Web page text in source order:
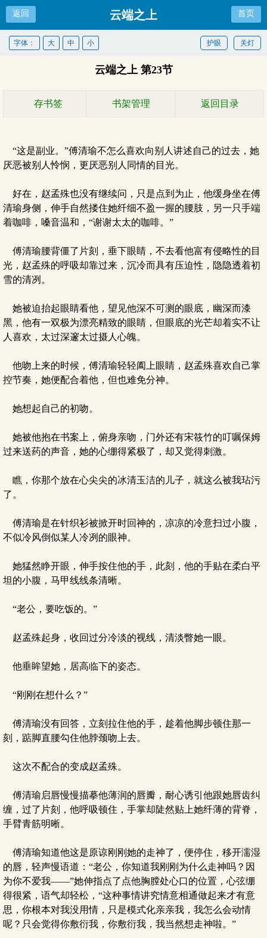
返回 云端之上 首页
关灯
护眼
字体： 大 中 小
云端之上 第23节
存书签 书架管理 返回目录
“这是副业。”傅清瑜不怎么喜欢向别人讲述自己的过去，她
厌恶被别人怜悯，更厌恶别人同情的目光。
好在，赵孟殊也没有继续问，只是点到为止，他缓身坐在傅
清瑜身侧，伸手自然搂住她纤细不盈一握的腰肢，另一只手端
着咖啡，嗓音温和，“谢谢太太的咖啡。”
傅清瑜腰背僵了片刻，垂下眼睛，不去看他富有侵略性的目
光，赵孟殊的呼吸却靠过来，沉冷而具有压迫性，隐隐透着初
雪的清冽。
她被迫抬起眼睛看他，望见他深不可测的眼底，幽深而漆
黑，他有一双极为漂亮精致的眼睛，但眼底的光芒却着实不让
人喜欢，太过深邃太过摄人心魄。
他吻上来的时候，傅清瑜轻轻阖上眼睛，赵孟殊喜欢自己掌
控节奏，她便配合着他，但也难免分神。
她想起自己的初吻。
她被他抱在书案上，俯身亲吻，门外还有宋筱竹的叮嘱保姆
过来送药的声音，她的心绷得紧极了，却又觉得刺激。
瞧，你那个放在心尖尖的冰清玉洁的儿子，就这么被我玷污
了。
傅清瑜是在针织衫被掀开时回神的，凉凉的冷意扫过小腹，
不似冷风倒似某人冷冽的眼神。
她猛然睁开眼，伸手按住他的手，此刻，他的手贴在柔白平
坦的小腹，马甲线线条清晰。
“老公，要吃饭的。”
赵孟殊起身，收回过分冷淡的视线，清淡瞥她一眼。
他垂眸望她，居高临下的姿态。
“刚刚在想什么？”
傅清瑜没有回答，立刻拉住他的手，趁着他脚步顿住那一
刻，踮脚直腰勾住他脖颈吻上去。
这次不配合的变成赵孟殊。
傅清瑜启唇慢慢描摹他薄润的唇瓣，耐心诱引他跟她唇齿纠
缠，过了片刻，他呼吸顿住，手掌却陡然贴上她纤薄的背脊，
手臂青筋明晰。
傅清瑜知道他这是原谅刚刚她的走神了，便停住，移开濡湿
的唇，轻声慢语道：“老公，你知道我刚刚为什么走神吗？因
为你不爱我——”她伸指点了点他胸膛处心口的位置，心弦绷
得很紧，语气却轻松，“这种事情讲究情意相通做起来才有意
思，你根本对我没用情，只是模式化亲亲我，我怎么会动情
呢？只会觉得你敷衍我，你敷衍我，我当然想走神啦。”